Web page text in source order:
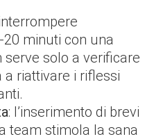
20 minuti con una
solo a verificare
a riattivare i riflessi
: l’inserimento di brevi
team stimola la sana